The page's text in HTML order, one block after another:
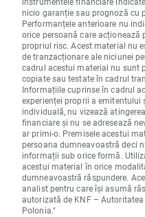
nicio garanție sau prognoză cu
Performanțele anterioare nu
orice persoană care
propriul risc. Acest material nu
de tranzacționare ale niciunei
cadrul acestui material nu sunt
copiate sau testate în cadrul
Informațiile cuprinse în cadrul
experienței proprii a emitentului
individuală, nu vizează
financiare și nu se adresează
ar primi-o. Premisele acestui
persoana dumneavoastră deci
informații sub orice formă.
acestui material în orice
dumneavoastră răspundere.
analist pentru care își asumă
autorizată de KNF –
Polonia."